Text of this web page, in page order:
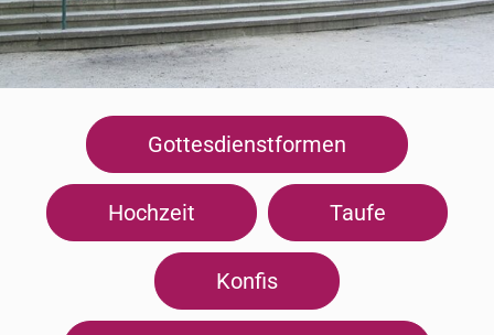
Gottesdienstformen
Hochzeit Taufe
Konfis